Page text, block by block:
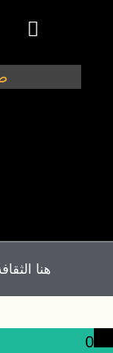
هنا الثقافة 2025 © جميع الحقوق
0